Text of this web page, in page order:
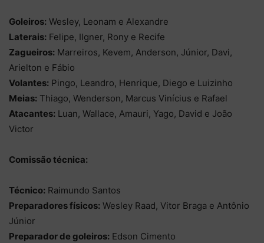
Goleiros: Wesley, Leonam e Alexandre
Laterais: Felipe, Ilgner, Rony e Recife
Zagueiros: Marreiros, Kevem, Anderson, Júnior, Davi,
Arielton e Fábio
Volantes: Pingo, Leandro, Henrique, Diego e Luizinho
Meias: Thiago, Wenderson, Marcus Vinícius e Rafael
Atacantes: Luan, Wallace, Amauri, Yago, David e João
Victor
Comissão técnica:
Técnico: Raimundo Santos
Preparadores físicos: Wesley Raad, Vitor Braga e Antônio
Júnior
Preparador de goleiros: Edson Cimento